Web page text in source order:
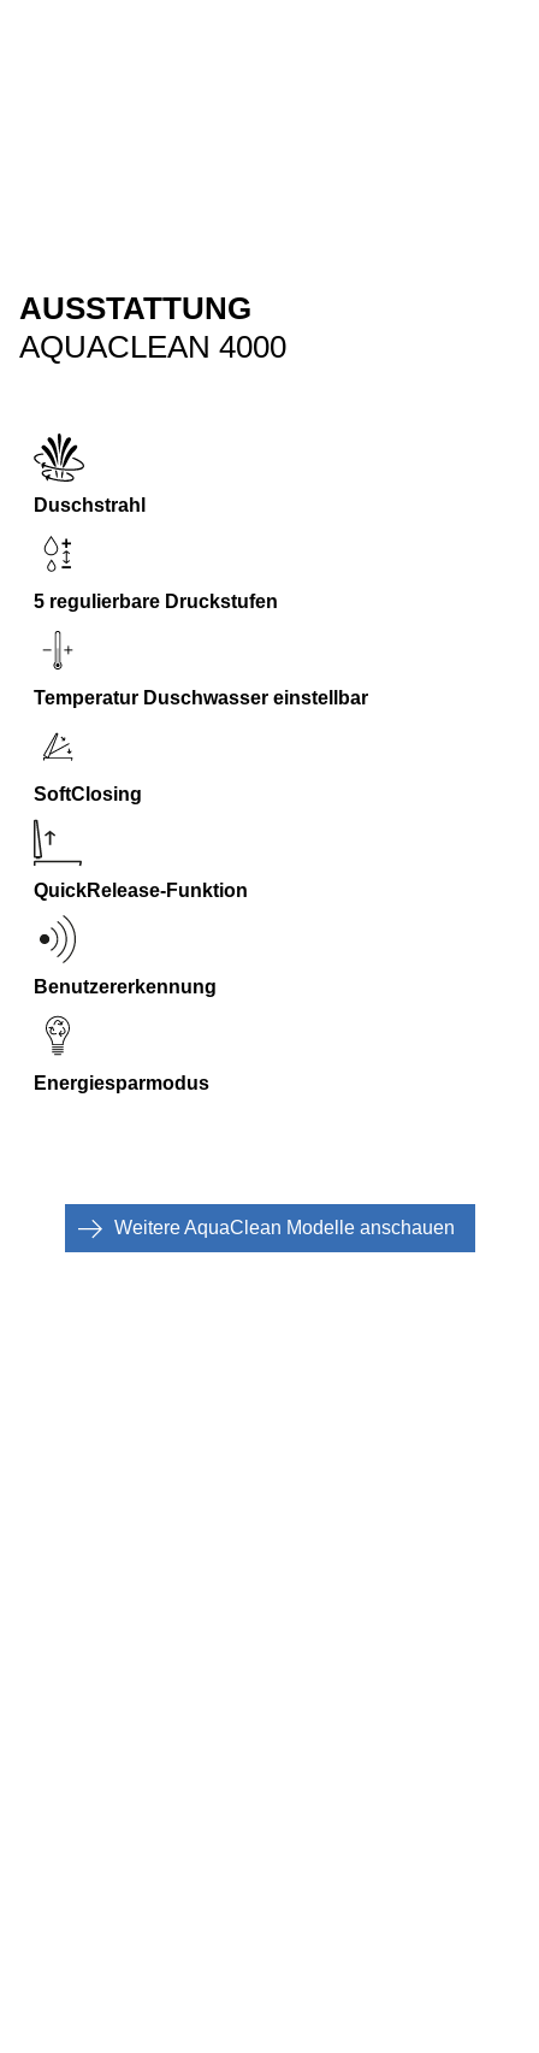
AUSSTATTUNG
AQUACLEAN 4000
Duschstrahl
5 regulierbare Druckstufen
Temperatur Duschwasser einstellbar
SoftClosing
QuickRelease-Funktion
Benutzererkennung
Energiesparmodus
Weitere AquaClean Modelle anschauen